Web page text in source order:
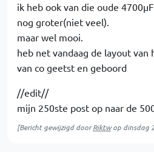
ik heb ook van die oude
nog groter(niet veel).
maar wel mooi.
heb net vandaag de layout van
van co geetst en geboord
//edit//
mijn 250ste post op naar de
[Bericht gewijzigd doorRiktwop dinsdag